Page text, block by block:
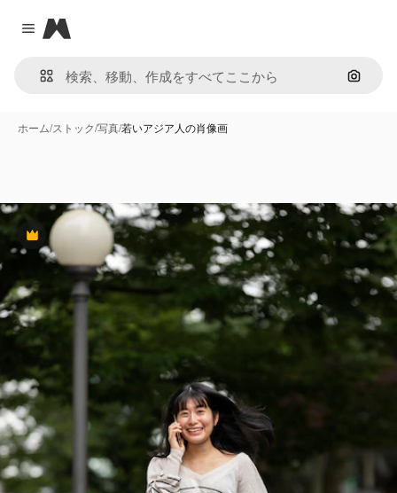
Close menu
Magnific
画像で
ホーム/ストック/写真/若いアジア人の肖像画
Premium